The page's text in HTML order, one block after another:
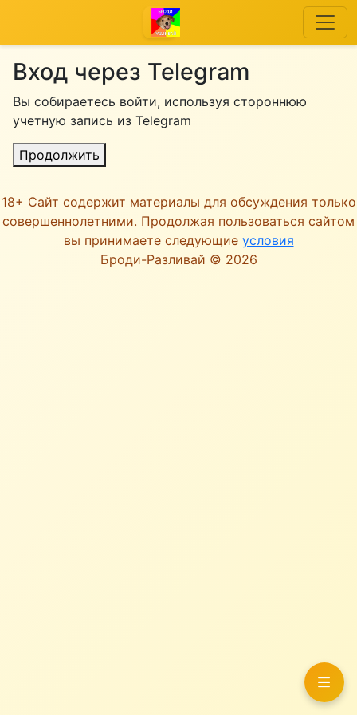
Вход через Telegram
Вы собираетесь войти, используя стороннюю
учетную запись из Telegram
Продолжить
18+ Сайт содержит материалы для обсуждения только
совершеннолетними. Продолжая пользоваться сайтом
вы принимаете следующие условия
Броди-Разливай © 2026